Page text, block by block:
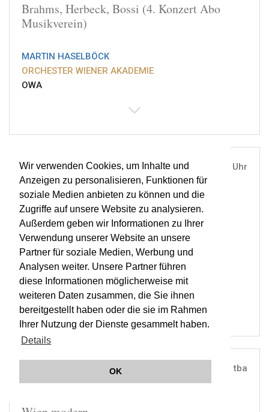
Wir verwenden Cookies, um Inhalte und
Anzeigen zu personalisieren, Funktionen für
soziale Medien anbieten zu können und die
Zugriffe auf unsere Website zu analysieren.
Außerdem geben wir Informationen zu Ihrer
Verwendung unserer Website an unsere
Partner für soziale Medien, Werbung und
Analysen weiter. Unsere Partner führen
diese Informationen möglicherweise mit
weiteren Daten zusammen, die Sie ihnen
bereitgestellt haben oder die sie im Rahmen
Ihrer Nutzung der Dienste gesammelt haben.
Details
OK
Brahms, Herbeck, Bossi (4. Konzert Abo
Musikverein)
MARTIN HASELBÖCK
ORCHESTER WIENER AKADEMIE
OWA
TUE, 16. OCT 2012 19:30 Uhr
MUSIKVEREIN, WIEN |VIENNA
Wagner & Liszt (1. Konzert im Zyklus
Musikverein)
ORCHESTER WIENER AKADEMIE
MARTIN HASELBÖCK
OWA
tba